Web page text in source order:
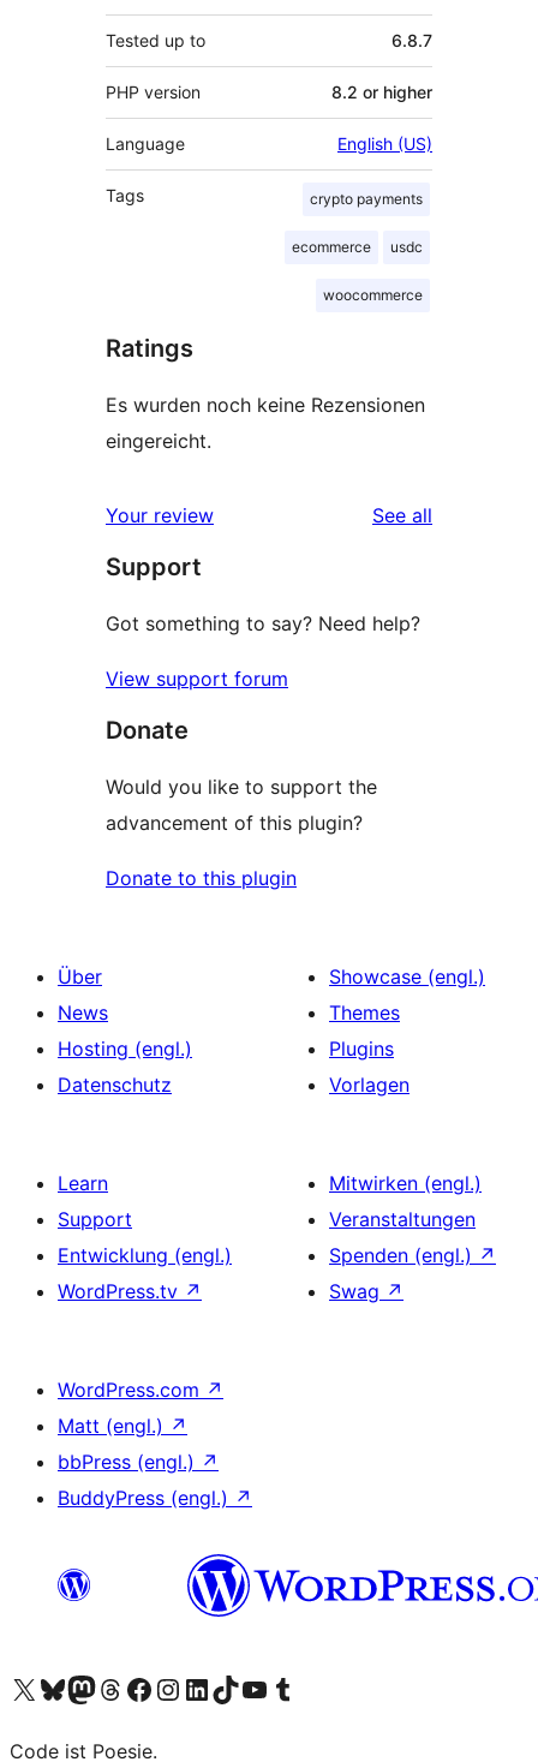
Tested up to 6.8.7
PHP version 8.2 or higher
Language English (US)
Tags crypto payments
ecommerce usdc
woocommerce
Ratings
Es wurden noch keine Rezensionen
eingereicht.
Your review See all
Support
Got something to say? Need help?
View support forum
Donate
Would you like to support the
advancement of this plugin?
Donate to this plugin
Über
News
Hosting (engl.)
Datenschutz
Showcase (engl.)
Themes
Plugins
Vorlagen
Learn
Support
Entwicklung (engl.)
WordPress.tv ↗
Mitwirken (engl.)
Veranstaltungen
Spenden (engl.) ↗
Swag ↗
WordPress.com ↗
Matt (engl.) ↗
bbPress (engl.) ↗
BuddyPress (engl.) ↗
Das X-Konto (früher Twitter) von WordPress.org besuchen
Das Bluesky-Konto von WordPress.org besuchen
Das Mastodon-Konto von WordPress.org besuchen
Das Threads-Konto von WordPress.org besuchen
Die Facebook-Seite von WordPress.org besuchen
Das Instagram-Konto von WordPress.org besuchen
Das LinkedIn-Konto von WordPress.org besuchen
Das TikTok-Konto von WordPress.org besuchen
Den YouTube-Kanal von WordPress.org besuchen
Das Tumblr-Konto von WordPress.org besuchen
Code ist Poesie.